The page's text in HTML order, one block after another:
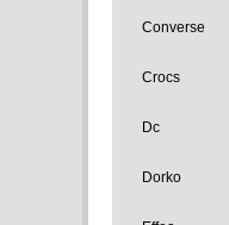
Converse
Crocs
Dc
Dorko